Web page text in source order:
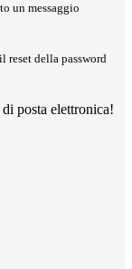
un messaggio
reset della password
posta elettronica!